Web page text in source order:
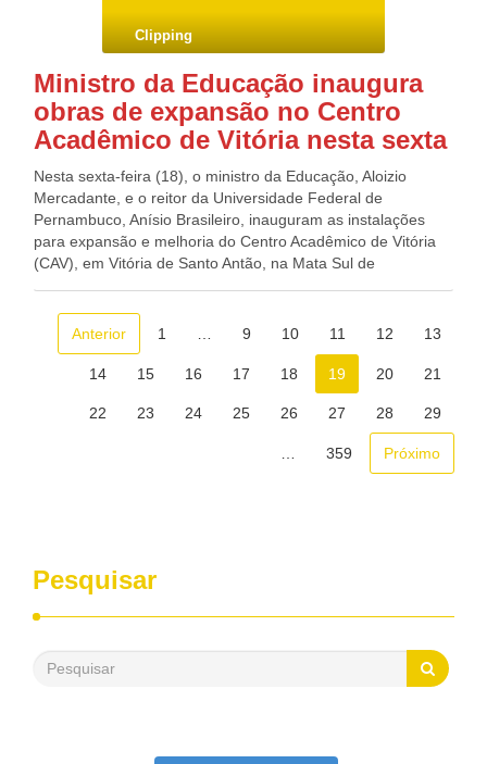
Clipping
Ministro da Educação inaugura
obras de expansão no Centro
Acadêmico de Vitória nesta sexta
Nesta sexta-feira (18), o ministro da Educação, Aloizio
Mercadante, e o reitor da Universidade Federal de
Pernambuco, Anísio Brasileiro, inauguram as instalações
para expansão e melhoria do Centro Acadêmico de Vitória
(CAV), em Vitória de Santo Antão, na Mata Sul de
descerramento da placa inaugural. Os investimentos estão
orçados em R$ 1,6 milhão, oriundo do Programa de Apoio a
Planos de Reestruturação e Expansão das Universidades
Federais (Reuni). A biblioteca será entregue depois da
reformada e ganhará um novo espaço, ampliando para
528,60m² de área construída. Serão inaugurados: um prédio
de três pavimentos, sendo o térreo destinado aos vestiários
secretaria; e a guarita de acesso ao centro.
Anterior 1 9 10 11 12 13
14 15 16 17 18 19 20 21
22 23 24 25 26 27 28 29
359 Próximo
Pesquisar